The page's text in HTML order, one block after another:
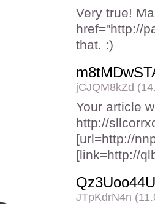
Very true!
href="http://
that. :)
jCJQM8kZd
Your article
http://
[url=http://
[link=http://
JTpKdrN4n